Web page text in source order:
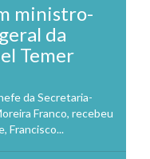
ministro-
da
Temer
da Secretaria-
Franco, recebeu
Francisco...